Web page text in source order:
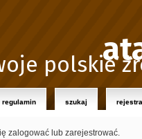
polskie
regulamin szukaj
zalogować lub zarejestrować.